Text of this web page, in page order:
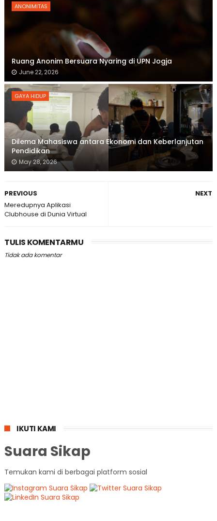
ANONIMITAS
Ruang Anonim Bersuara Nyaring di UPN Jogja
June 22, 2026
GAYA HIDUP
Dilema Mahasiswa antara Ekonomi dan Keberlanjutan
Pendidikan
May 28, 2026
NEXT
PREVIOUS
Meredupnya Aplikasi
Clubhouse di Dunia Virtual
TULIS KOMENTARMU
Tidak ada komentar
IKUTI KAMI
Suara Sikap
Temukan kami di berbagai platform sosial